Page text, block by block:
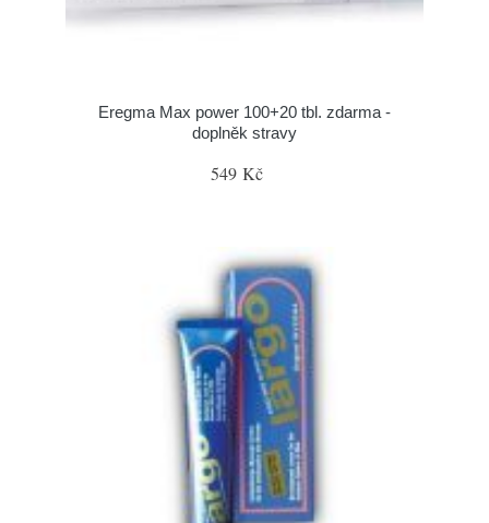
Eregma Max power 100+20 tbl. zdarma -
doplněk stravy
549 Kč